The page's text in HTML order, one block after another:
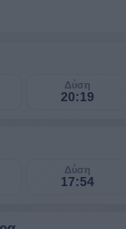
Δύση
20:19
Δύση
17:54